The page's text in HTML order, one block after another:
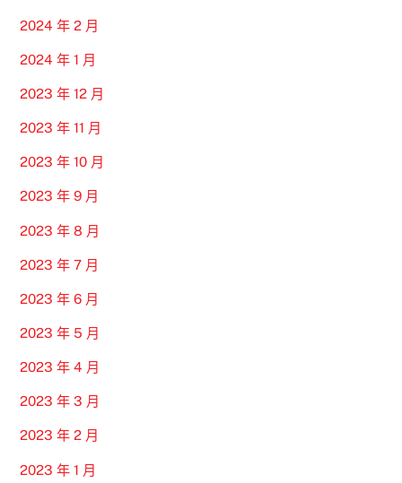
2024 年 2 月
2024 年 1 月
2023 年 12 月
2023 年 11 月
2023 年 10 月
2023 年 9 月
2023 年 8 月
2023 年 7 月
2023 年 6 月
2023 年 5 月
2023 年 4 月
2023 年 3 月
2023 年 2 月
2023 年 1 月